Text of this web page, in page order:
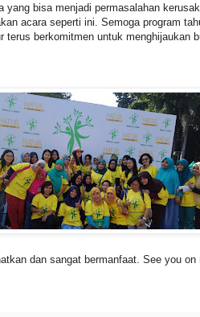
yang bisa menjadi permasalahan
acara seperti ini. Semoga program
terus berkomitmen untuk menghijaukan
dan sangat bermanfaat. See you